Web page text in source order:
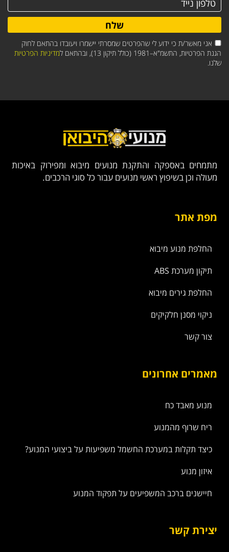
אני מאשר/ת כי ידוע לי שהפרטים שמסרתי יישמרו ויעובדו בהתאם לחוק
הגנת הפרטיות, התשמ"א–1981 (כולל תיקון 13), ובהתאם ל
מדיניות הפרטיות
שלנו.
שלח
מתמחים באספקה והתקנת מנועים מיבוא ומפירוק באיכות
מעולה וכן בשיפוץ ראשי מנועים עבור כל סוגי הרכבים.
מפת אתר
החלפת מנוע מיבוא
תיקון מערכת ABS
החלפת גירים מיבוא
ניקוי מסנן חלקיקים
צור קשר
מאמרים אחרונים
מנוע מאבד כח
ריח שרוף מהמנוע
כיצד תקלות במערכת החשמל משפיעות על ביצועי המנוע?
איזון מנוע
חיישנים ברכב המשפיעים על תפקוד המנוע
יצירת קשר